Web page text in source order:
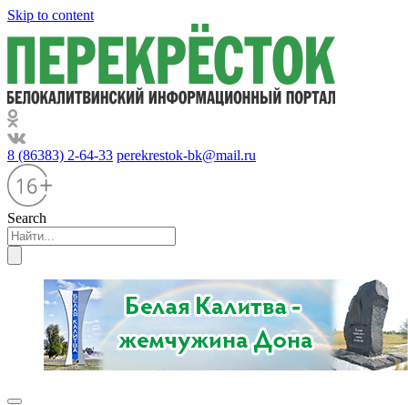
Skip to content
8 (86383) 2-64-33 perekrestok-bk@mail.ru
Search